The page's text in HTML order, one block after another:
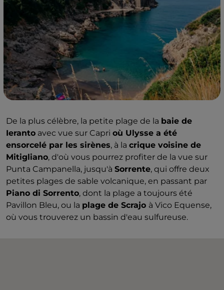
De la plus célèbre, la petite plage de la baie de
Ieranto avec vue sur Capri où Ulysse a été
ensorcelé par les sirènes, à la crique voisine de
Mitigliano, d'où vous pourrez profiter de la vue sur
Punta Campanella, jusqu'à Sorrente, qui offre deux
petites plages de sable volcanique, en passant par
Piano di Sorrento, dont la plage a toujours été
Pavillon Bleu, ou la plage de Scrajo à Vico Equense,
où vous trouverez un bassin d'eau sulfureuse.